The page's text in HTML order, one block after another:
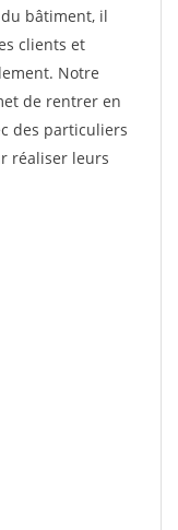
bâtiment, il
clients et
Notre
de rentrer en
des particuliers
réaliser leurs